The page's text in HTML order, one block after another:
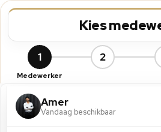
Kies
1
Medewerker
2
Amer
Vandaag beschikbaar